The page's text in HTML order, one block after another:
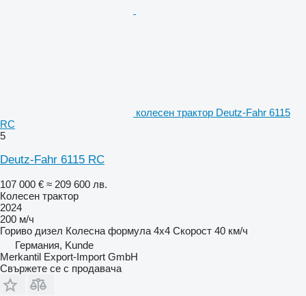
колесен трактор Deutz-Fahr 6115
RC
5
Deutz-Fahr 6115 RC
107 000 € ≈ 209 600 лв.
Колесен трактор
2024
200 м/ч
Гориво дизел Колесна формула 4x4 Скорост 40 км/ч
Германия, Kunde
Merkantil Export-Import GmbH
Свържете се с продавача